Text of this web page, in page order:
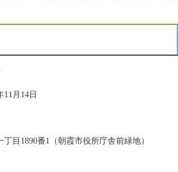
月14日
目1890番1（朝霞市役所庁舎前緑地）